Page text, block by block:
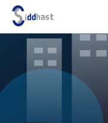
Search site via Google